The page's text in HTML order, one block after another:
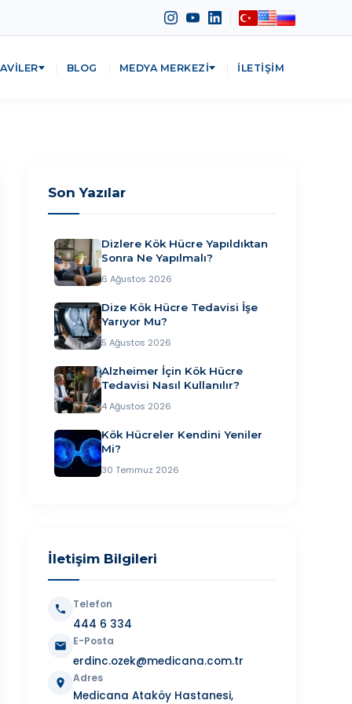
BLOG MEDYA MERKEZI İLETIŞIM
Son Yazılar
Dizlere Kök Hücre Yapıldıktan
Sonra Ne Yapılmalı?
6 Ağustos 2026
Dize Kök Hücre Tedavisi İşe
Yarıyor Mu?
5 Ağustos 2026
Alzheimer İçin Kök Hücre
Tedavisi Nasıl Kullanılır?
4 Ağustos 2026
Kök Hücreler Kendini Yeniler
Mi?
30 Temmuz 2026
İletişim Bilgileri
Telefon
444 6 334
E-Posta
erdinc.ozek@medicana.com.tr
Adres
Medicana Ataköy Hastanesi,